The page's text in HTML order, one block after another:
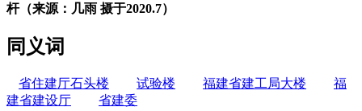
杆（来源：几雨 摄于2020.7）
同义词
省住建厅石头楼 试验楼 福建省建工局大楼
福
建省建设厅
省建委